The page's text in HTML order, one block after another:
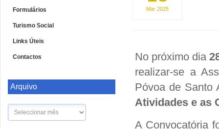
Formulários
Turismo Social
Links Úteis
Contactos
Arquivo
Arquivo
Mar 2025
No próximo dia
realizar-se a
Póvoa de Santo
Atividades e as
A Convocatória